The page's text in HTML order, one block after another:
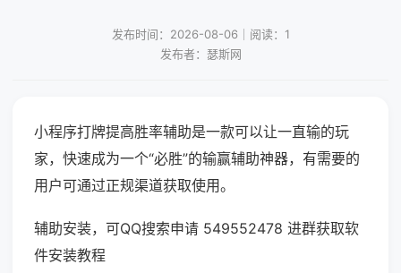
发布时间：2026-08-06｜阅读：1
发布者：瑟斯网
小程序打牌提高胜率辅助是一款可以让一直输的玩
家，快速成为一个“必胜”的输赢辅助神器，有需要的
用户可通过正规渠道获取使用。
辅助安装，可QQ搜索申请 549552478 进群获取软
件安装教程